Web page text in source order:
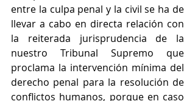
entre la culpa penal y la civil se ha de
llevar a cabo en directa relación con
la reiterada jurisprudencia de la
nuestro Tribunal Supremo que
proclama la intervención mínima del
derecho penal para la resolución de
conflictos humanos, porque en caso